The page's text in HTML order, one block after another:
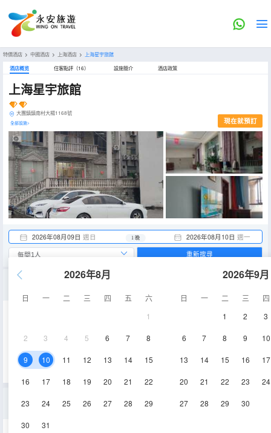
特價酒店 > 中國酒店 > 上海酒店 > 上海星宇旅館
酒店概览 住客點評（16） 設施簡介 酒店政策
上海星宇旅館
大團鎮鎮南村大楊1168號
全部設施> 現在就預訂
2026年08月09日 週日 2026年08月10日 週一
1 晚
2026年8月
日 一 二 三 四 五
六
1
2 3 4 5 6 7 8
9 10 11 12 13 14 15
16 17 18 19 20 21 22
23 24 25 26 27 28 29
30 31
2026年9月
日 一 二 三
四
1
2 3
6 7 8 9 10
13 14 15 16 17
20 21 22 23 24
27 28 29 30
重新搜尋
淋浴
特價雙床房